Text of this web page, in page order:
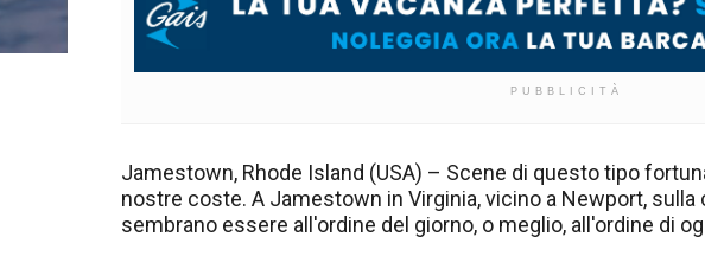
PUBBLICITÀ
Jamestown, Rhode Island (USA) – Scene di questo tipo
nostre coste. A Jamestown in Virginia, vicino a Newport, sulla
sembrano essere all'ordine del giorno, o meglio, all'ordine di